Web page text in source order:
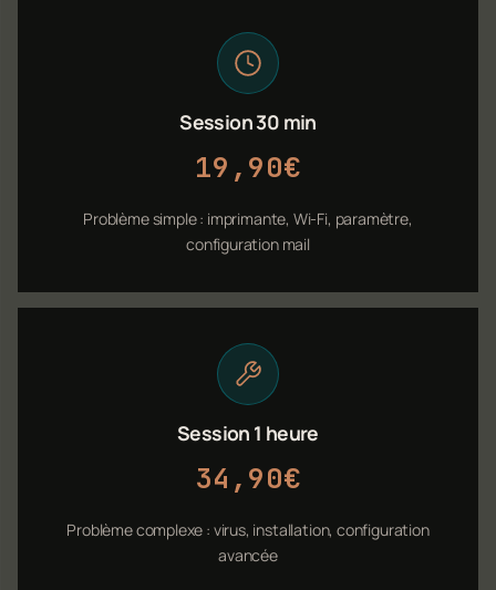
Session 30 min
19,90€
Problème simple : imprimante, Wi-Fi, paramètre,
configuration mail
Session 1 heure
34,90€
Problème complexe : virus, installation, configuration
avancée